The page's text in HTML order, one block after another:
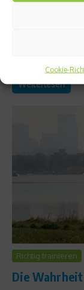
Cookie-
Mythen und
die netzathleten
Weiterlesen
Richtig trainieren
Die